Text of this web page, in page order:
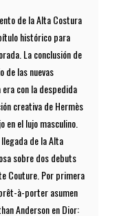
de la Alta Costura
histórico para
La conclusión de
de las nuevas
con la despedida
creativa de Hermès
el lujo masculino.
de la Alta
sobre dos debuts
Couture. Por primera
à-porter asumen
Anderson en Dior: